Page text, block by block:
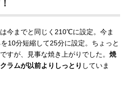
今までと同じく210℃に設定。今ま
10分短縮して25分に設定。ちょっと
すが、見事な焼き上がりでした。 焼
ラムが以前よりしっとり していま